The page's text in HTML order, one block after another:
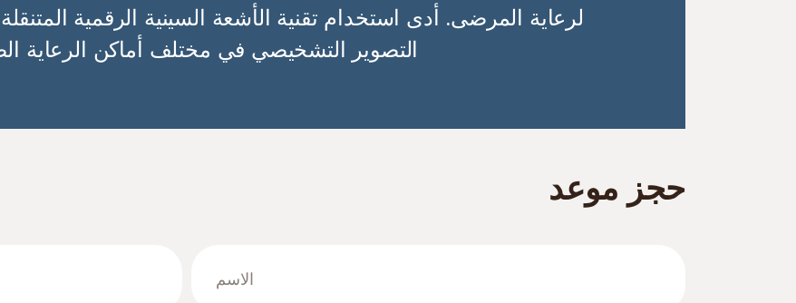
لرعاية المرضى. أدى استخدام تقنية الأشعة السينية الرقمية
التصوير التشخيصي في مختلف أماكن الرعاية
حجز موعد